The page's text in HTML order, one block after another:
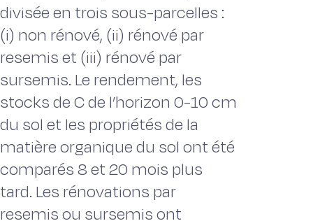
divisée en trois sous-parcelles :
(i) non rénové, (ii) rénové par
resemis et (iii) rénové par
sursemis. Le rendement, les
stocks de C de l’horizon 0-10 cm
du sol et les propriétés de la
matière organique du sol ont été
comparés 8 et 20 mois plus
tard. Les rénovations par
resemis ou sursemis ont